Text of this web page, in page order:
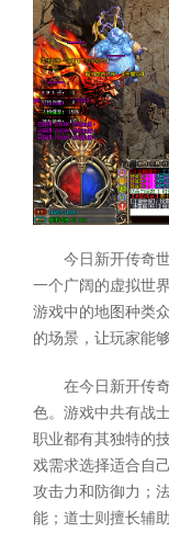
今日新开传奇
一个广阔的虚拟世
游戏中的地图种类
的场景，让玩家能
在今日新开传
色。游戏中共有战
职业都有其独特的
戏需求选择适合自
攻击力和防御力；
能；道士则擅长辅